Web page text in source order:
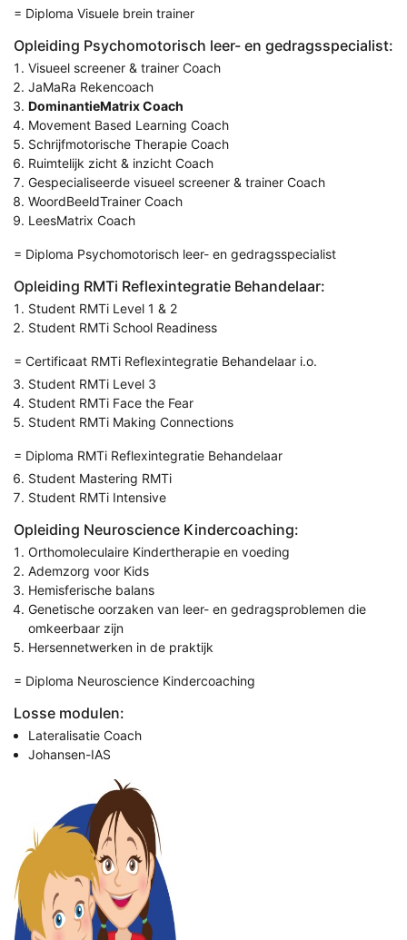
= Diploma Visuele brein trainer
Opleiding Psychomotorisch leer- en gedragsspecialist:
Visueel screener & trainer Coach
JaMaRa Rekencoach
DominantieMatrix Coach
Movement Based Learning Coach
Schrijfmotorische Therapie Coach
Ruimtelijk zicht & inzicht Coach
Gespecialiseerde visueel screener & trainer Coach
WoordBeeldTrainer Coach
LeesMatrix Coach
= Diploma Psychomotorisch leer- en gedragsspecialist
Opleiding RMTi Reflexintegratie Behandelaar:
Student RMTi Level 1 & 2
Student RMTi School Readiness
= Certificaat RMTi Reflexintegratie Behandelaar i.o.
Student RMTi Level 3
Student RMTi Face the Fear
Student RMTi Making Connections
= Diploma RMTi Reflexintegratie Behandelaar
Student Mastering RMTi
Student RMTi Intensive
Opleiding Neuroscience Kindercoaching:
Orthomoleculaire Kindertherapie en voeding
Ademzorg voor Kids
Hemisferische balans
Genetische oorzaken van leer- en gedragsproblemen die
omkeerbaar zijn
Hersennetwerken in de praktijk
= Diploma Neuroscience Kindercoaching
Losse modulen:
Lateralisatie Coach
Johansen-IAS